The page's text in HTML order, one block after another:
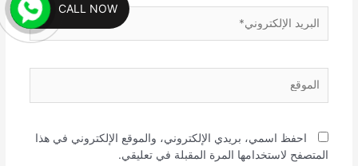
الإلكتروني*
احفظ اسمي، بريدي الإلكتروني، والموقع الإلكتروني في هذا
المتصفح لاستخدامها المرة المقبلة في تعليقي.
CALL NOW